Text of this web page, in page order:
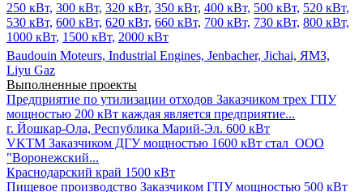
250 кВт, 300 кВт, 320 кВт, 350 кВт, 400 кВт, 500 кВт, 520 кВт,
530 кВт, 600 кВт, 620 кВт, 660 кВт, 700 кВт, 730 кВт, 800 кВт,
1000 кВт, 1500 кВт, 2000 кВт
Baudouin Moteurs, Industrial Engines, Jenbacher, Jichai, ЯМЗ,
Liyu Gaz
Выполненные проекты
Предприятие по утилизации отходов Заказчиком трех ГПУ
мощностью 200 кВт каждая является предприятие...
г. Йошкар-Ола, Республика Марий-Эл. 600 кВт
VKTM Заказчиком ДГУ мощностью 1600 кВт стал ООО
"Воронежский...
Краснодарский край 1500 кВт
Пищевое производство Заказчиком ГПУ мощностью 500 кВт